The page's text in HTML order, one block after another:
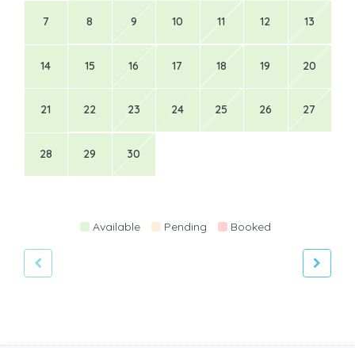
7 8 9 10 11 12 13
14 15 16 17 18 19 20
21 22 23 24 25 26 27
28 29 30
Available Pending Booked